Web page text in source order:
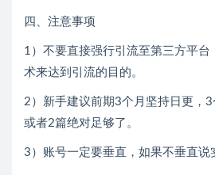
四、注意事项
1）不要直接强行引流至第三方平台
术来达到引流的目的。
2）新手建议前期3个月坚持日更，
或者2篇绝对足够了。
3）账号一定要垂直，如果不垂直说